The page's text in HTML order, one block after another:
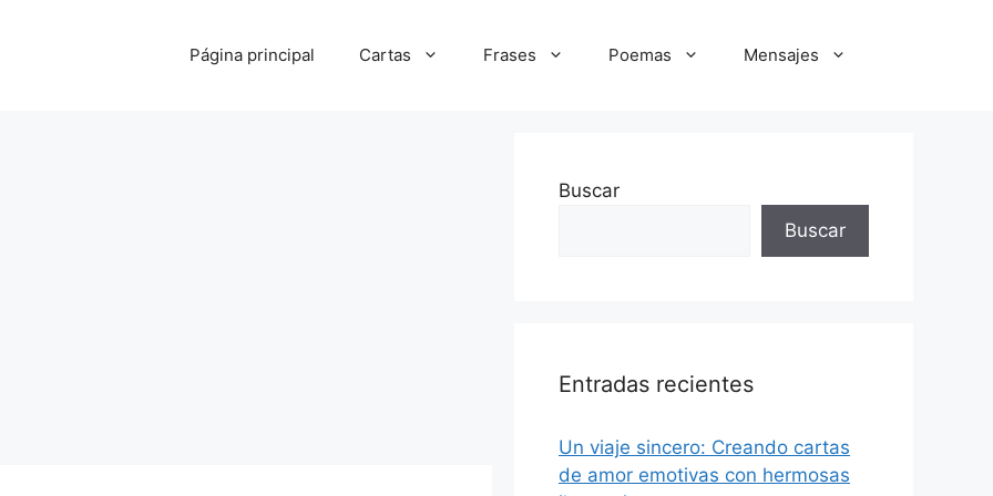
Página principal Cartas Frases Poemas Mensajes
Buscar
Buscar
Entradas recientes
Un viaje sincero: Creando cartas
de amor emotivas con hermosas